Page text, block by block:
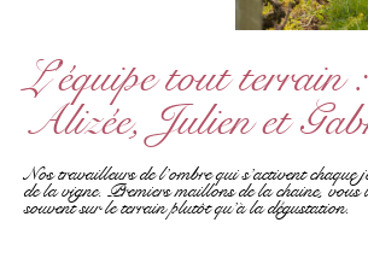
L'équipe tout terrain
Alizée, Julien et
Nos travailleurs de l’ombre qui s’activent
de la vigne. Premiers maillons de la chaine, vous
souvent sur le terrain plutôt qu’à la dégustation.